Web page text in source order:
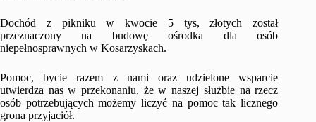
Dochód z pikniku w kwocie 5 tys, złotych został
przeznaczony na budowę ośrodka dla osób
niepełnosprawnych w Kosarzyskach.
Pomoc, bycie razem z nami oraz udzielone wsparcie
utwierdza nas w przekonaniu, że w naszej służbie na rzecz
osób potrzebujących możemy liczyć na pomoc tak licznego
grona przyjaciół.